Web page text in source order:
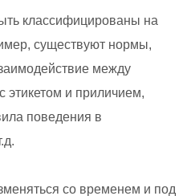
классифицированы на
существуют нормы,
между
и приличием,
поведения в
со временем и под